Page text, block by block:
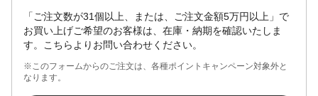
「ご注文数が31個以上、または、ご注文金額5万円以上」で
お買い上げご希望のお客様は、在庫・納期を確認いたしま
す。こちらよりお問い合わせください。
※このフォームからのご注文は、各種ポイントキャンペーン対象外と
なります。